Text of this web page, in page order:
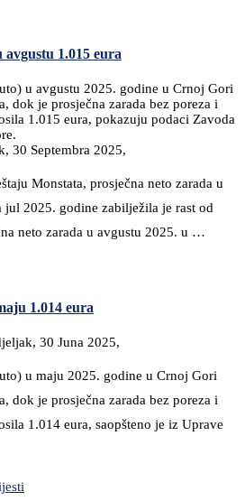
1.015 eura
u avgustu 2025. godine u Crnoj Gori
dok je prosječna zarada bez poreza i
1.015 eura, pokazuju podaci Zavoda
30 Septembra 2025,
Monstata, prosječna neto zarada u
jul 2025. godine zabilježila je rast od
neto zarada u avgustu 2025. u …
1.014 eura
30 Juna 2025,
u maju 2025. godine u Crnoj Gori
dok je prosječna zarada bez poreza i
1.014 eura, saopšteno je iz Uprave